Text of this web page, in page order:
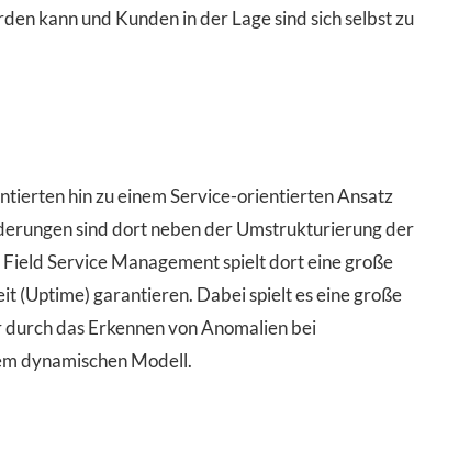
kann und Kunden in der Lage sind sich selbst zu
hin zu einem Service-orientierten Ansatz
sind dort neben der Umstrukturierung der
Service Management spielt dort eine große
(Uptime) garantieren. Dabei spielt es eine große
das Erkennen von Anomalien bei
dynamischen Modell.